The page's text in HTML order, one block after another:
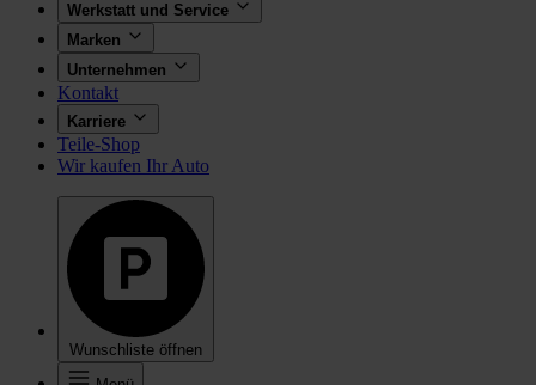
Werkstatt und Service
Marken
Unternehmen
Kontakt
Karriere
Teile-Shop
Wir kaufen Ihr Auto
Wunschliste öffnen